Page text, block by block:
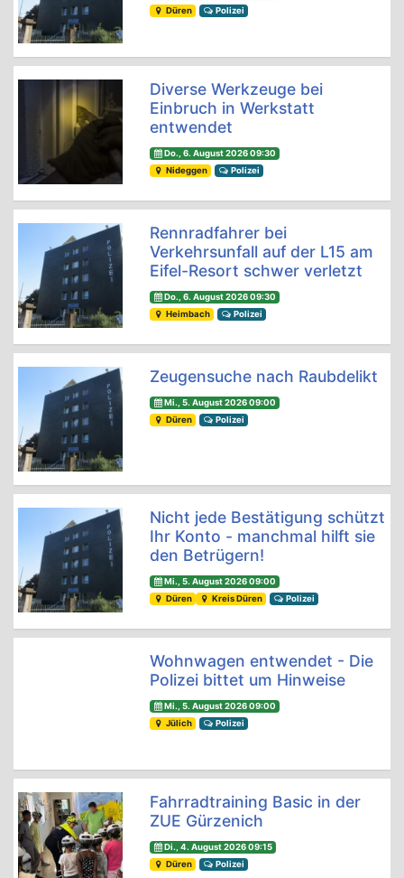
Düren
Polizei
Diverse Werkzeuge bei
Einbruch in Werkstatt
entwendet
Do., 6. August 2026 09:30
Nideggen
Polizei
Rennradfahrer bei
Verkehrsunfall auf der L15 am
Eifel-Resort schwer verletzt
Do., 6. August 2026 09:30
Heimbach
Polizei
Zeugensuche nach Raubdelikt
Mi., 5. August 2026 09:00
Düren
Polizei
Nicht jede Bestätigung schützt
Ihr Konto - manchmal hilft sie
den Betrügern!
Mi., 5. August 2026 09:00
Düren
Kreis Düren Polizei
Wohnwagen entwendet - Die
Polizei bittet um Hinweise
Mi., 5. August 2026 09:00
Jülich
Polizei
Fahrradtraining Basic in der
ZUE Gürzenich
Di., 4. August 2026 09:15
Düren
Polizei